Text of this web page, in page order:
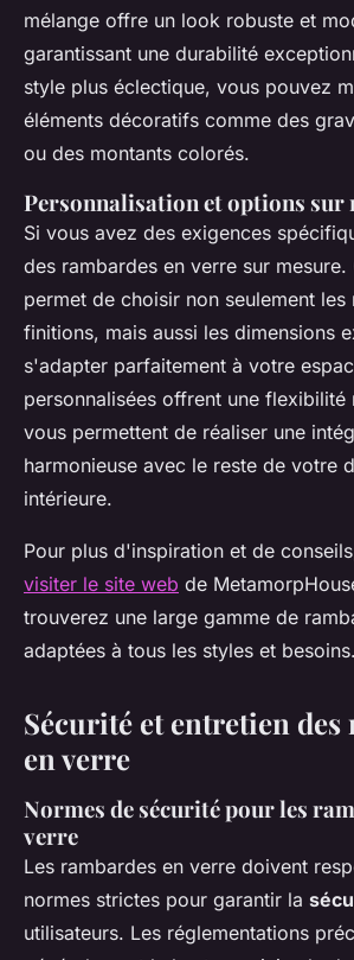
mélange offre un look robuste et
garantissant une durabilité
style plus éclectique, vous pouvez
éléments décoratifs comme des
ou des montants colorés.
Personnalisation et options sur
Si vous avez des exigences
des rambardes en verre sur mesure.
permet de choisir non seulement les
finitions, mais aussi les dimensions
s'adapter parfaitement à votre
personnalisées offrent une flexibilité
vous permettent de réaliser une
harmonieuse avec le reste de votre
intérieure.
Pour plus d'inspiration et de
visiter le site web de
trouverez une large gamme de
adaptées à tous les styles et besoins.
Sécurité et entretien des
en verre
Normes de sécurité pour les
verre
Les rambardes en verre doivent
normes strictes pour garantir la
utilisateurs. Les réglementations